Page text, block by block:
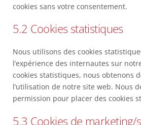
cookies sans votre consentement.
5.2 Cookies statistiques
Nous utilisons des cookies
l’expérience des internautes sur
cookies statistiques, nous obtenons
l’utilisation de notre site web. Nous
permission pour placer des cookies
5.3 Cookies de marketing/